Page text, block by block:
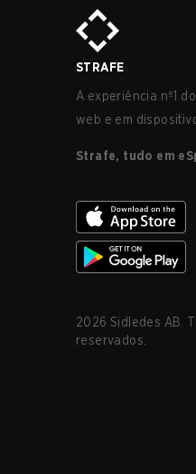
STRAFE
A experiência nº1
web e em
Strafe, tudo em
2026 Sidledes AB.
reservados.